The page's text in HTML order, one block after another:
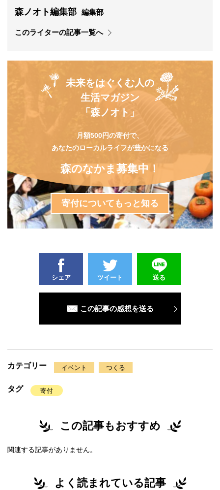
森ノオト編集部 編集部
このライターの記事一覧へ
未来をはぐくむ人の
生活マガジン
「森ノオト」
月額500円の寄付で、
あなたのローカルライフが豊かになる
森のなかま募集中！
寄付についてもっと知る
シェア ツイート 送る
この記事の感想を送る
カテゴリー イベント つくる
タグ 寄付
この記事もおすすめ
関連する記事がありません。
よく読まれている記事